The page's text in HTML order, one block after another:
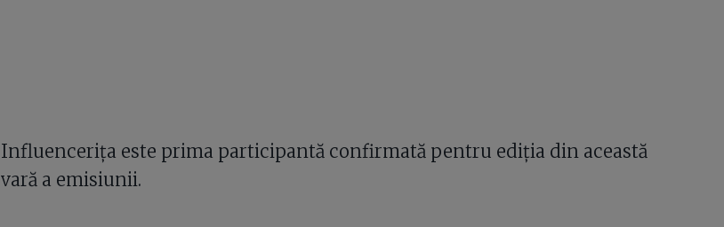
Influencerița este prima participantă confirmată pentru ediția din această
vară a emisiunii.